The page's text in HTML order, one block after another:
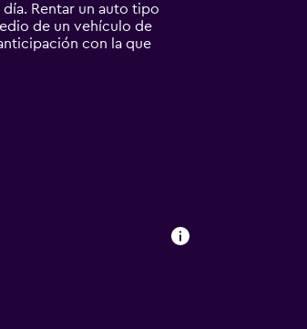
día. Rentar un auto tipo
de un vehículo de
con la que